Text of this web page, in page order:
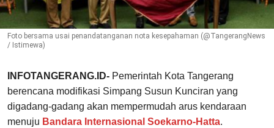
Foto bersama usai penandatanganan nota kesepahaman (@TangerangNews
/ Istimewa)
INFOTANGERANG.ID- Pemerintah Kota Tangerang
berencana modifikasi Simpang Susun Kunciran yang
digadang-gadang akan mempermudah arus kendaraan
menuju Bandara Internasional Soekarno-Hatta.